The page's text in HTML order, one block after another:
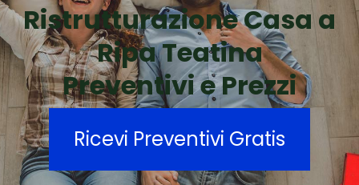
Ristrutturazione Casa a
Ripa Teatina
Preventivi e Prezzi
Ricevi Preventivi Gratis